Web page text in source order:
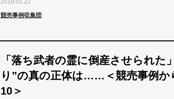
2019.01.22
競売事例収集団
「落ち武者の霊に倒産させられた
り”の真の正体は……＜競売事例か
10＞